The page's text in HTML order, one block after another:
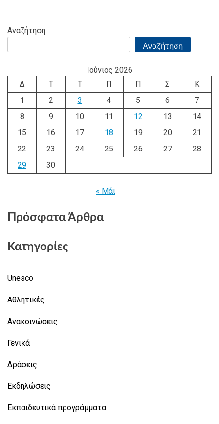
Αναζήτηση
Αναζήτηση
Ιούνιος 2026
Δ
Τ Τ Π Π Σ
Κ
1
2 3 4 5 6
7
8
9 10 11 12 13
14
15
16 17 18 19 20
21
22
23 24 25 26 27
28
29
30
« Μάι
Πρόσφατα Άρθρα
Κατηγορίες
Unesco
Αθλητικές
Ανακοινώσεις
Γενικά
Δράσεις
Εκδηλώσεις
Εκπαιδευτικά προγράμματα